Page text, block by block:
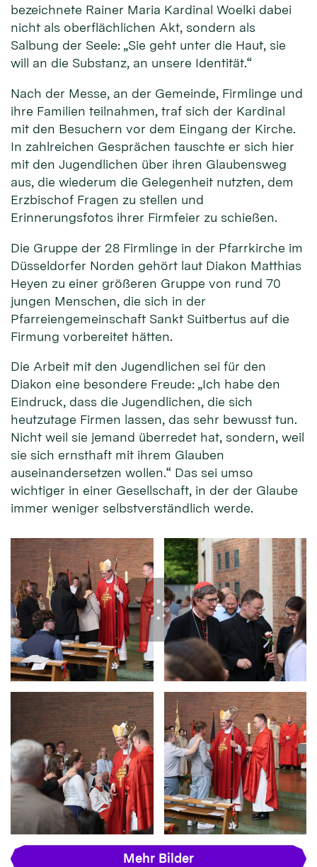
bezeichnete Rainer Maria Kardinal Woelki dabei
nicht als oberflächlichen Akt, sondern als
Salbung der Seele: „Sie geht unter die Haut, sie
will an die Substanz, an unsere Identität.“
Nach der Messe, an der Gemeinde, Firmlinge und
ihre Familien teilnahmen, traf sich der Kardinal
mit den Besuchern vor dem Eingang der Kirche.
In zahlreichen Gesprächen tauschte er sich hier
mit den Jugendlichen über ihren Glaubensweg
aus, die wiederum die Gelegenheit nutzten, dem
Erzbischof Fragen zu stellen und
Erinnerungsfotos ihrer Firmfeier zu schießen.
Die Gruppe der 28 Firmlinge in der Pfarrkirche im
Düsseldorfer Norden gehört laut Diakon Matthias
Heyen zu einer größeren Gruppe von rund 70
jungen Menschen, die sich in der
Pfarreiengemeinschaft Sankt Suitbertus auf die
Firmung vorbereitet hätten.
Die Arbeit mit den Jugendlichen sei für den
Diakon eine besondere Freude: „Ich habe den
Eindruck, dass die Jugendlichen, die sich
heutzutage Firmen lassen, das sehr bewusst tun.
Nicht weil sie jemand überredet hat, sondern, weil
sie sich ernsthaft mit ihrem Glauben
auseinandersetzen wollen.“ Das sei umso
wichtiger in einer Gesellschaft, in der der Glaube
immer weniger selbstverständlich werde.
Mehr Bilder